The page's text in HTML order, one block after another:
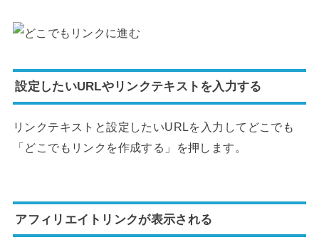
設定したいURLやリンクテキストを入力する
リンクテキストと設定したいURLを入力してどこでも
「どこでもリンクを作成する」を押します。
アフィリエイトリンクが表示される